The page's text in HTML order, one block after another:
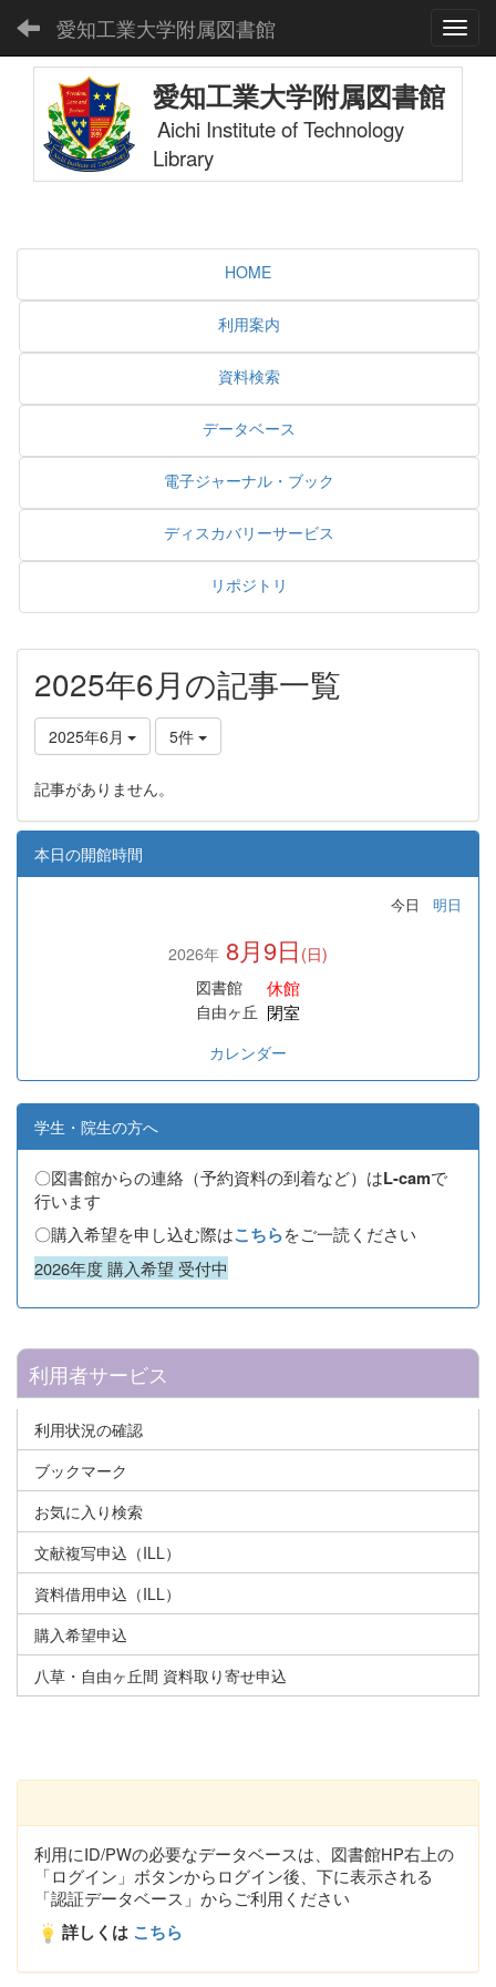
愛知工業大学附属図書館
愛知工業大学附属図書館
Aichi Institute of Technology
Library
HOME
利用案内
資料検索
データベース
電子ジャーナル・ブック
ディスカバリーサービス
リポジトリ
2025年6月の記事一覧
2025年6月 5件
記事がありません。
本日の開館時間
今日 明日
2026年 8月9日 (日)
図書館
休館
自由ヶ丘 閉室
カレンダー
学生・院生の方へ
〇図書館からの連絡（予約資料の到着など）はL-camで
行います
〇購入希望を申し込む際はこちらをご一読ください
2026年度 購入希望 受付中
利用者サービス
利用状況の確認
ブックマーク
お気に入り検索
文献複写申込（ILL）
資料借用申込（ILL）
購入希望申込
八草・自由ヶ丘間 資料取り寄せ申込
利用にID/PWの必要なデータベースは、図書館HP右上の
「ログイン」ボタンからログイン後、下に表示される
「認証データベース」からご利用ください
詳しくは こちら